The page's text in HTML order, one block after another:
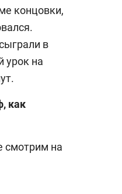
концовки,
в
урок на
как
смотрим на